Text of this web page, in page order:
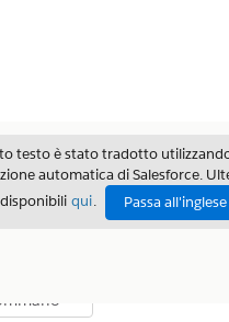
testo è stato tradotto
automatica di Salesforce.
qui. Passa all'inglese
Mostra sommario